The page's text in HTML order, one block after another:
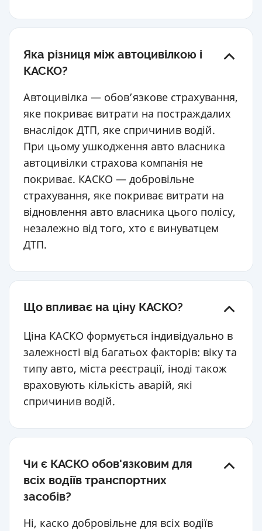
Яка різниця між автоцивілкою і
КАСКО?
Автоцивілка — обов’язкове страхування,
яке покриває витрати на постраждалих
внаслідок ДТП, яке спричинив водій.
При цьому ушкодження авто власника
автоцивілки страхова компанія не
покриває. КАСКО — добровільне
страхування, яке покриває витрати на
відновлення авто власника цього полісу,
незалежно від того, хто є винуватцем
ДТП.
Що впливає на ціну КАСКО?
Ціна КАСКО формується індивідуально в
залежності від багатьох факторів: віку та
типу авто, міста реєстрації, іноді також
враховують кількість аварій, які
спричинив водій.
Чи є КАСКО обов'язковим для
всіх водіїв транспортних
засобів?
Ні, каско добровільне для всіх водіїв